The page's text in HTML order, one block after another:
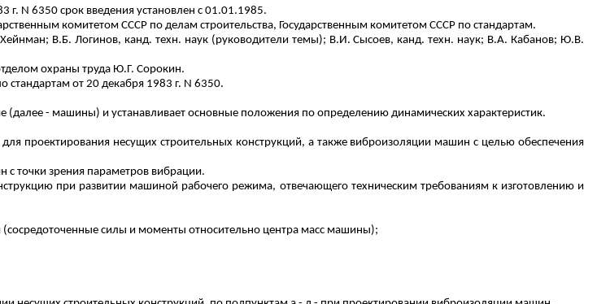
г. N 6350 срок введения установлен с 01.01.1985.
комитетом СССР по делам строительства, Государственным комитетом СССР по стандартам.
Хейнман; В.Б. Логинов, канд. техн. наук (руководители темы); В.И. Сысоев, канд.техн. наук; В.А. Кабанов; Ю.В.
охраны труда Ю.Г. Сорокин.
стандартам от 20 декабря 1983 г. N 6350.
- машины) и устанавливает основные положения по определению динамических характеристик.
проектирования несущих строительных конструкций, а также виброизоляции машин с целью обеспечения
с точки зрения параметров вибрации.
при развитии машиной рабочего режима, отвечающего техническим требованиям к изготовлению и
(сосредоточенные силы и моменты относительно центра масс машины);